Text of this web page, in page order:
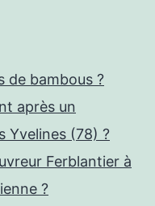
de bambous ?
après un
Yvelines (78) ?
Ferblantier à
?